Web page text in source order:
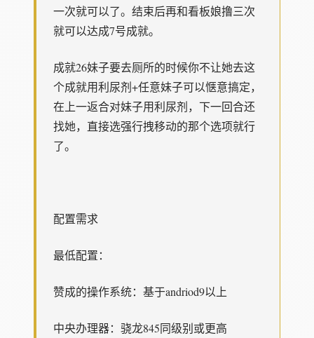
一次就可以了。结束后再和看板娘撸三次
就可以达成7号成就。
成就26妹子要去厕所的时候你不让她去这
个成就用利尿剂+任意妹子可以惬意搞定，
在上一返合对妹子用利尿剂，下一回合还
找她，直接选强行拽移动的那个选项就行
了。
配置需求
最低配置：
赞成的操作系统：基于andriod9以上
中央办理器：骁龙845同级别或更高